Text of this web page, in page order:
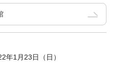
年1月23日（日）